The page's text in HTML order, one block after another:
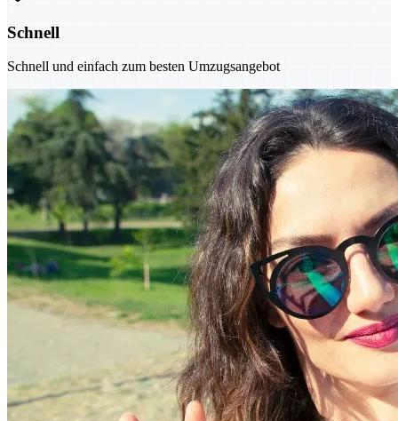
Schnell
Schnell und einfach zum besten Umzugsangebot